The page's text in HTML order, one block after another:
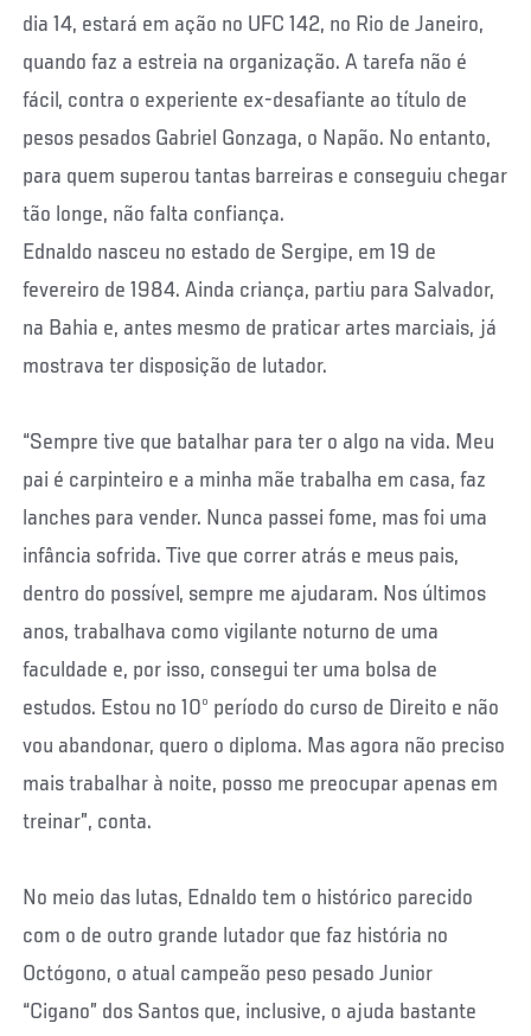
dia 14, estará em ação no UFC 142, no Rio de Janeiro,
quando faz a estreia na organização. A tarefa não é
fácil, contra o experiente ex-desafiante ao título de
pesos pesados Gabriel Gonzaga, o Napão. No entanto,
para quem superou tantas barreiras e conseguiu chegar
tão longe, não falta confiança.
Ednaldo nasceu no estado de Sergipe, em 19 de
fevereiro de 1984. Ainda criança, partiu para Salvador,
na Bahia e, antes mesmo de praticar artes marciais, já
mostrava ter disposição de lutador.
“Sempre tive que batalhar para ter o algo na vida. Meu
pai é carpinteiro e a minha mãe trabalha em casa, faz
lanches para vender. Nunca passei fome, mas foi uma
infância sofrida. Tive que correr atrás e meus pais,
dentro do possível, sempre me ajudaram. Nos últimos
anos, trabalhava como vigilante noturno de uma
faculdade e, por isso, consegui ter uma bolsa de
estudos. Estou no 10º período do curso de Direito e não
vou abandonar, quero o diploma. Mas agora não preciso
mais trabalhar à noite, posso me preocupar apenas em
treinar”, conta.
No meio das lutas, Ednaldo tem o histórico parecido
com o de outro grande lutador que faz história no
Octógono, o atual campeão peso pesado Junior
“Cigano” dos Santos que, inclusive, o ajuda bastante